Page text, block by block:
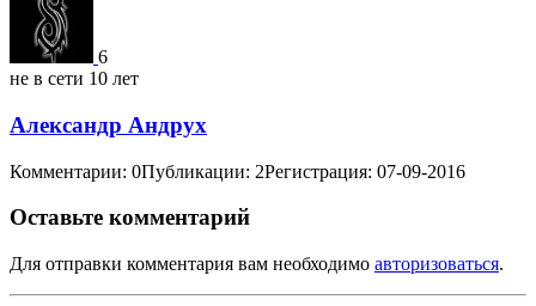
6
не в сети 10 лет
Александр Андрух
Комментарии: 0Публикации: 2Регистрация: 07-09-2016
Оставьте комментарий
Для отправки комментария вам необходимо авторизоваться.